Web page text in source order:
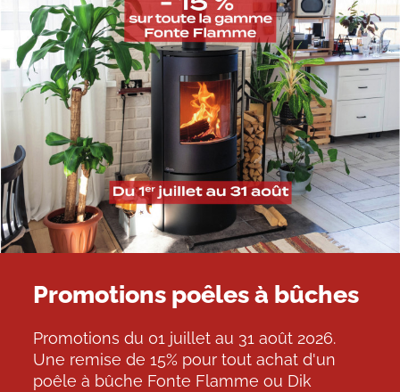
Promotions poêles à bûches
Promotions du 01 juillet au 31 août 2026.
Une remise de 15% pour tout achat d'un
poêle à bûche Fonte Flamme ou Dik